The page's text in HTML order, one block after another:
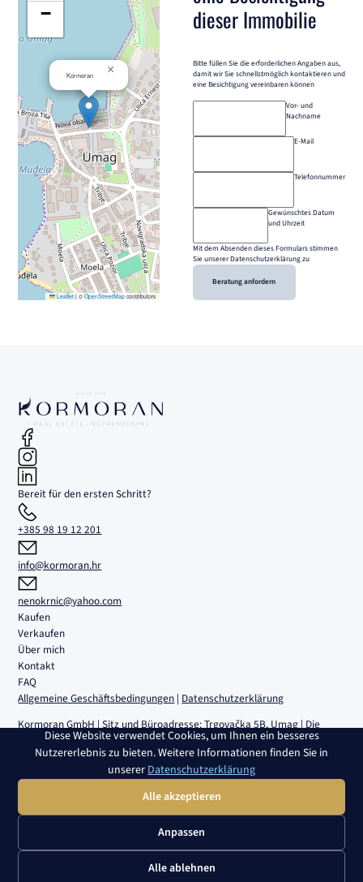
Kormoran ×
−
Leaflet |© OpenStreetMapcontributors
dieser Immobilie
Bitte füllen Sie die erforderlichen Angaben aus,
damit wir Sie schnellstmöglich kontaktieren und
eine Besichtigung vereinbaren können
Vor- und
Nachname
E-Mail
Telefonnummer
Gewünschtes Datum
und Uhrzeit
Mit dem Absenden dieses Formulars stimmen
Sie unserer Datenschutzerklärung zu
Beratung anfordern
Bereit für den ersten Schritt?
+385 98 19 12 201
info@kormoran.hr
nenokrnic@yahoo.com
Kaufen
Verkaufen
Über mich
Kontakt
FAQ
Allgemeine Geschäftsbedingungen | Datenschutzerklärung
Kormoran GmbH | Sitz und Büroadresse: Trgovačka 5B, Umag | Die
Gesellschaft ist im Handelsregister des Handelsgerichts Rijeka unter
der Nummer MBS 040108082 eingetragen | Identifikationsnummer
02980639082 | Bankverbindung: HR4224840081100459161, RBA |
Stammkapital: 2.654,46 € | Geschäftsführer: Nenad Krnić |
Copyright © 2025 - 2026 Kormoran – Immobilienagentur Umag
Diese Website verwendet Cookies, um Ihnen ein besseres
Nutzererlebnis zu bieten. Weitere Informationen finden Sie in
unsererDatenschutzerklärung
Alle akzeptieren
Anpassen
Alle ablehnen